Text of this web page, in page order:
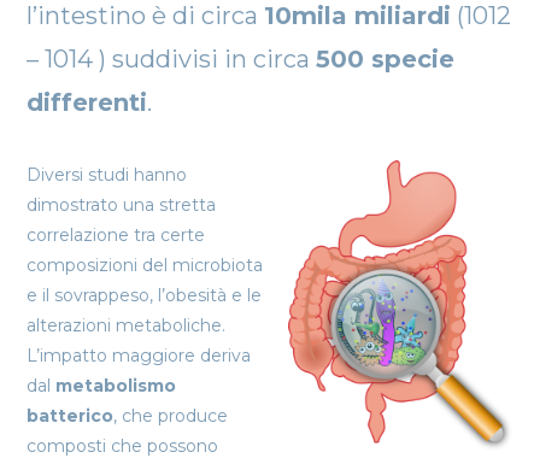
l’intestino è di circa 10mila miliardi (1012
– 1014 ) suddivisi in circa500 specie
differenti.
Diversi studi hanno
dimostrato una stretta
correlazione tra certe
composizioni del microbiota
e il sovrappeso, l’obesità e le
alterazioni metaboliche.
L’impatto maggiore deriva
dal metabolismo
batterico, che produce
composti che possono